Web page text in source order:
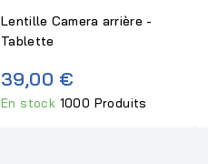
Lentille Camera arrière -
Tablette
39,00 €
En stock 1000 Produits